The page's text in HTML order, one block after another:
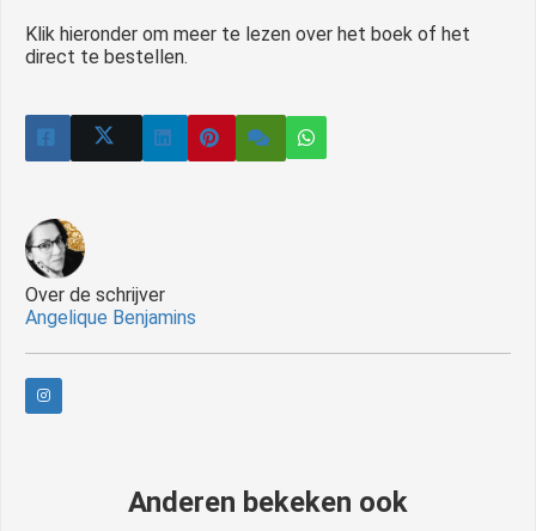
Klik hieronder om meer te lezen over het boek of het
direct te bestellen.
Over de schrijver
Angelique Benjamins
Anderen bekeken ook